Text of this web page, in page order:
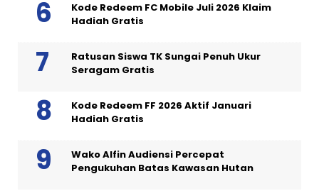
Kode Redeem FC Mobile Juli 2026 Klaim
Hadiah Gratis
Ratusan Siswa TK Sungai Penuh Ukur
Seragam Gratis
Kode Redeem FF 2026 Aktif Januari
Hadiah Gratis
Wako Alfin Audiensi Percepat
Pengukuhan Batas Kawasan Hutan